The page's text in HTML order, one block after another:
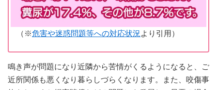
（※危害や迷惑問題等への対応状況より引用）
鳴き声が問題になり近隣から苦情がくるようになると、ご
近所関係も悪くなり暮らしづらくなります。また、咬傷事